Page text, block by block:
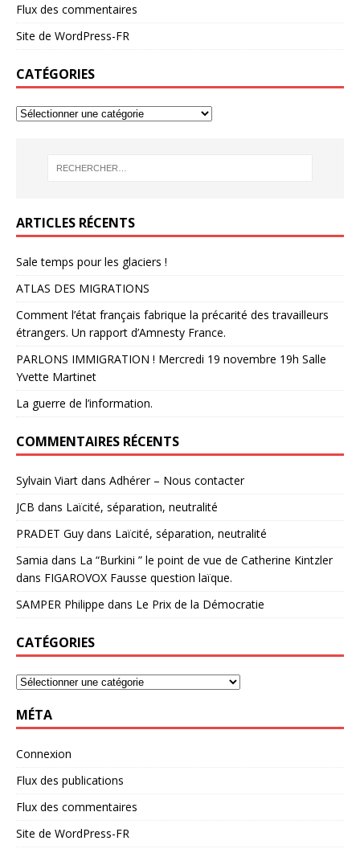
Flux des commentaires
Site de WordPress-FR
CATÉGORIES
ARTICLES RÉCENTS
Sale temps pour les glaciers !
ATLAS DES MIGRATIONS
Comment l’état français fabrique la précarité des travailleurs
étrangers. Un rapport d’Amnesty France.
PARLONS IMMIGRATION ! Mercredi 19 novembre 19h Salle
Yvette Martinet
La guerre de l’information.
COMMENTAIRES RÉCENTS
Sylvain Viart dans Adhérer – Nous contacter
JCB dans Laïcité, séparation, neutralité
PRADET Guy dans Laïcité, séparation, neutralité
Samia dans La “Burkini ” le point de vue de Catherine Kintzler
dans FIGAROVOX Fausse question laïque.
SAMPER Philippe dans Le Prix de la Démocratie
CATÉGORIES
MÉTA
Connexion
Flux des publications
Flux des commentaires
Site de WordPress-FR